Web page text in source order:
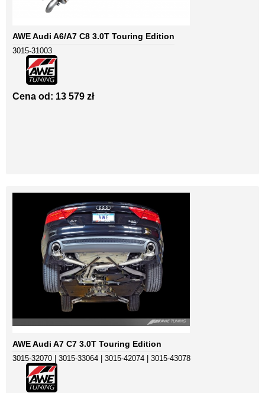
AWE Audi A6/A7 C8 3.0T Touring Edition
3015-31003
Cena od: 13 579 zł
AWE Audi A7 C7 3.0T Touring Edition
3015-32070 | 3015-33064 | 3015-42074 | 3015-43078